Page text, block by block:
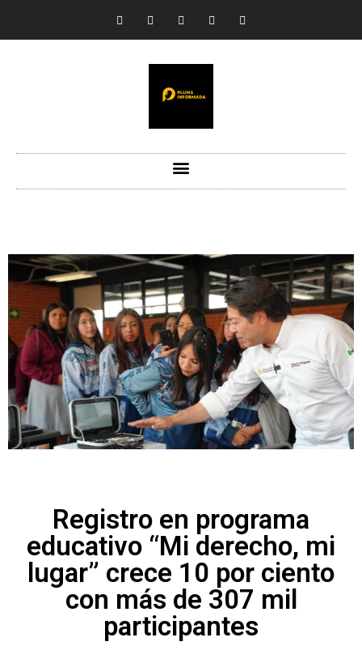
Registro en programa
educativo “Mi derecho, mi
lugar” crece 10 por ciento
con más de 307 mil
participantes